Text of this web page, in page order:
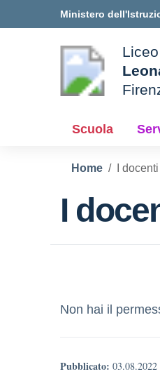
Ministero
della scuola
Scuola
Home I
I
Non hai il
Pubblicato: 03.08.2022